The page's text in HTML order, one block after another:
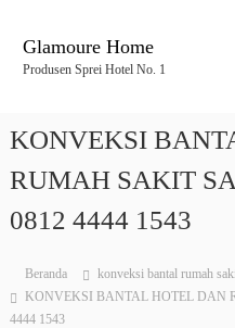
Glamoure Home
Produsen Sprei Hotel No. 1
KONVEKSI
RUMAH SAKIT
0812 4444 1543
Beranda
konveksi bantal rumah
KONVEKSI BANTAL HOTEL DAN
4444 1543